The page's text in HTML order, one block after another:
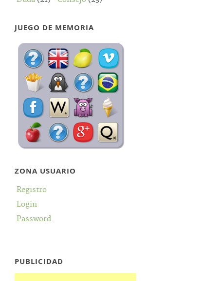
JUEGO DE MEMORIA
ZONA USUARIO
Registro
Login
Password
PUBLICIDAD